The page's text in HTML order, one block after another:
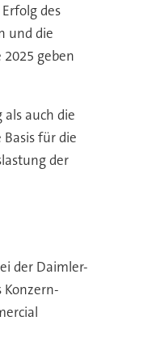
des
und die
geben
auch die
für die
der
der Daimler-
Konzern-